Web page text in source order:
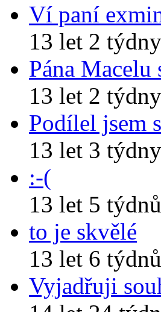
Ví paní
13 let 2
Pána
13 let 2
Podílel jsem
13 let 3
:-(
13 let 5
to je skvělé
13 let 6
Vyjadřuji